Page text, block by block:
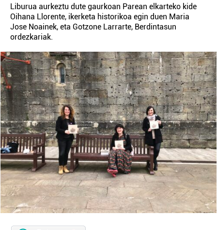
Liburua aurkeztu dute gaurkoan Parean elkarteko kide
Oihana Llorente, ikerketa historikoa egin duen Maria
Jose Noainek, eta Gotzone Larrarte, Berdintasun
ordezkariak.